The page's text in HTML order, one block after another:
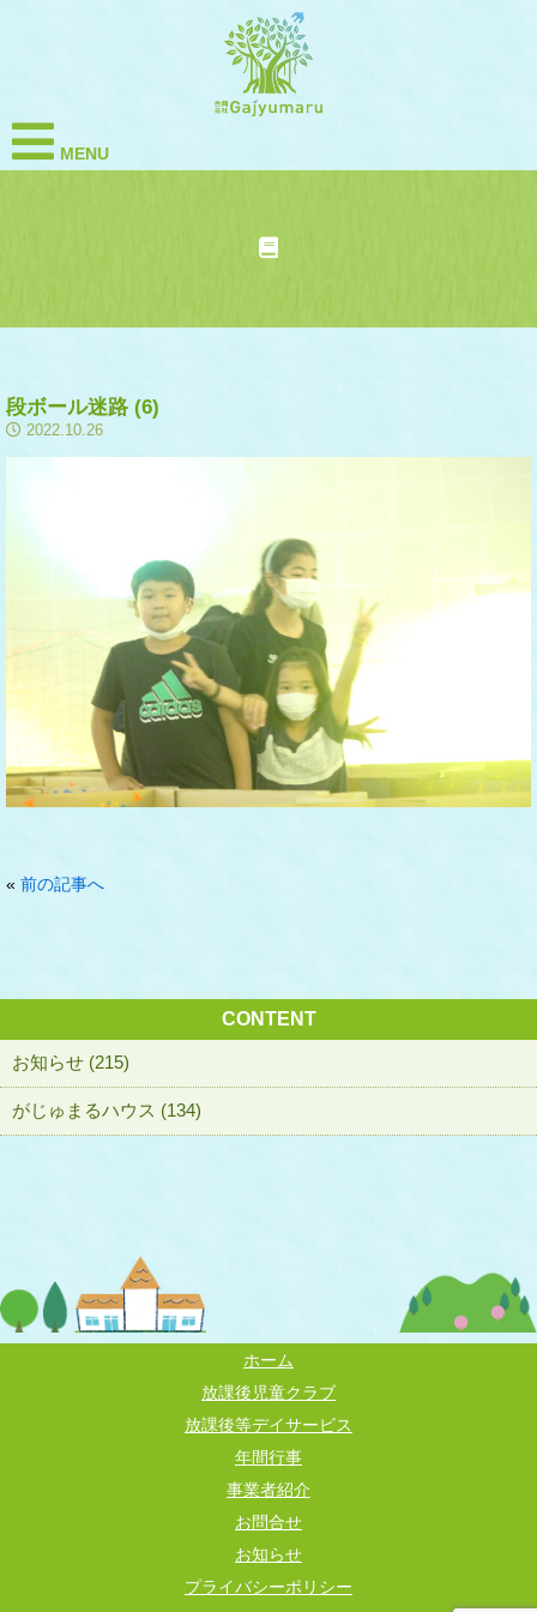
MENU
段ボール迷路 (6)
2022.10.26
« 前の記事へ
CONTENT
お知らせ (215)
がじゅまるハウス (134)
ホーム
放課後児童クラブ
放課後等デイサービス
年間行事
事業者紹介
お問合せ
お知らせ
プライバシーポリシー